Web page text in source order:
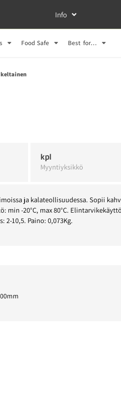
Info
Food Safe Best for…
kpl
Myyntiyksikkö
ja kalateollisuudessa. Sopii
min -20°C, max 80°C.
2-10,5. Paino: 0,073Kg.